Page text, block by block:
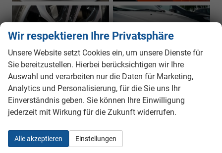
Standort Schönhofen
Schloßstraße 11
Wir respektieren Ihre Privatsphäre
Unsere Website setzt Cookies ein, um unsere Dienste für
Sie bereitzustellen. Hierbei berücksichtigen wir Ihre
Auswahl und verarbeiten nur die Daten für Marketing,
Analytics und Personalisierung, für die Sie uns Ihr
Einverständnis geben. Sie können Ihre Einwilligung
jederzeit mit Wirkung für die Zukunft widerrufen.
Alle akzeptieren Einstellungen